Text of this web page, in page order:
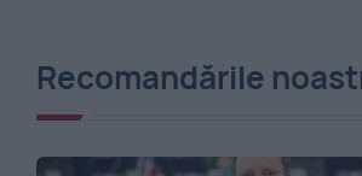
Recomandările